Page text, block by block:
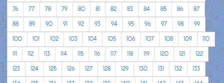
76
77 78 79 80 81 82 83 84 85 86
87
88
89 90 91 92 93 94 95 96 97 98
99
100
101 102 103 104 105 106 107 108 109
110
111
112 113 114 115 116 117 118 119 120 121
122
123
124 125 126 127 128 129 130 131 132
133